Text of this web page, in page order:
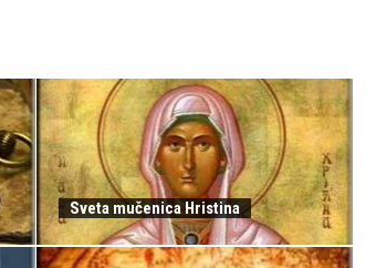
Sveta mučenica Hristina